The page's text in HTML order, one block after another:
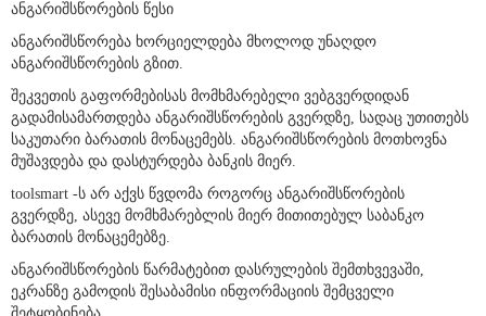
ანგარიშსწორების წესი
ანგარიშსწორება ხორციელდება მხოლოდ უნაღდო
ანგარიშსწორების გზით.
შეკვეთის გაფორმებისას მომხმარებელი ვებგვერდიდან
გადამისამართდება ანგარიშსწორების გვერდზე, სადაც უთითებს
საკუთარი ბარათის მონაცემებს. ანგარიშსწორების მოთხოვნა
მუშავდება და დასტურდება ბანკის მიერ.
toolsmart -ს არ აქვს წვდომა როგორც ანგარიშსწორების
გვერდზე, ასევე მომხმარებლის მიერ მითითებულ საბანკო
ბარათის მონაცემებზე.
ანგარიშსწორების წარმატებით დასრულების შემთხვევაში,
ეკრანზე გამოდის შესაბამისი ინფორმაციის შემცველი